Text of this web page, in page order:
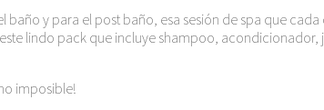
y para el post baño, esa sesión de spa que
lindo pack que incluye shampoo,
imposible!